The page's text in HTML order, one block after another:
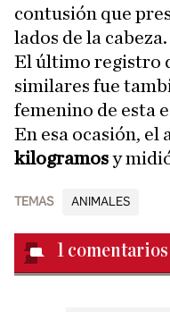
contusión que
lados de la cabeza.
El último registro
similares fue
femenino de esta
En esa ocasión, el
kilogramosy
TEMAS ANIMALES
1 comentarios